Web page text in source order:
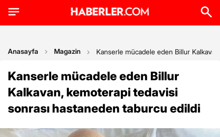
Anasayfa Magazin Kanserle mücadele eden Billur
Kanserle mücadele eden Billur
Kalkavan, kemoterapi tedavisi
sonrası hastaneden taburcu edildi